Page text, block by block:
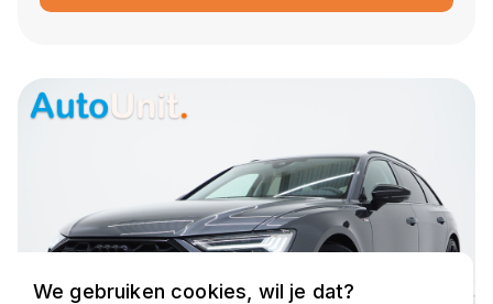
We gebruiken cookies, wil je dat?